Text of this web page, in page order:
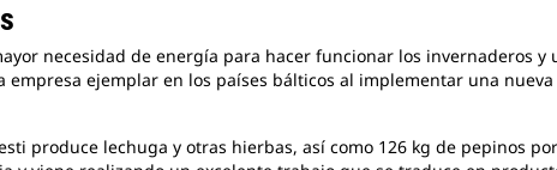
necesidad de energía para hacer funcionar los invernaderos
empresa ejemplar en los países bálticos al implementar una
produce lechuga y otras hierbas, así como 126 kg de pepinos